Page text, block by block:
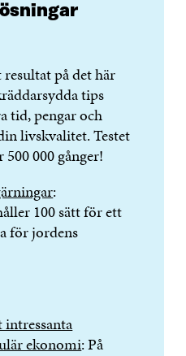
resultat på det här
tips
tid, pengar och
livskvalitet. Testet
000 gånger!
:
100 sätt för ett
för jordens
ekonomi: På